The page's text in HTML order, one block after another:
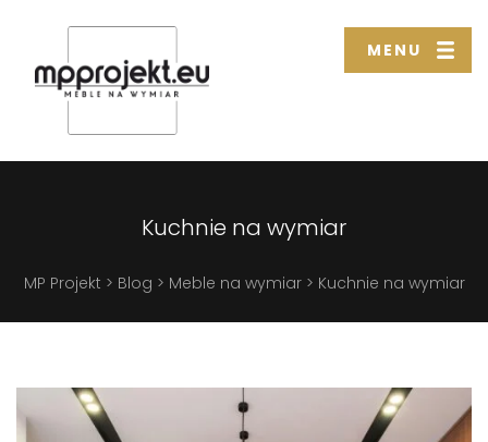
MENU
Kuchnie na wymiar
MP Projekt > Blog > Meble na wymiar> Kuchnie na wymiar